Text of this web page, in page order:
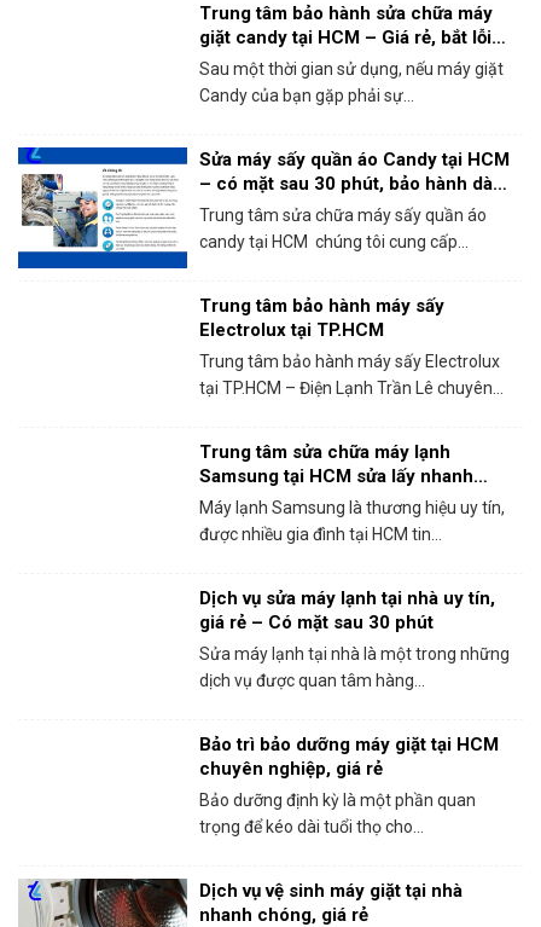
Trung tâm bảo hành sửa chữa máy
giặt candy tại HCM – Giá rẻ, bắt lỗi
chính xác 100%
Sau một thời gian sử dụng, nếu máy giặt
Candy của bạn gặp phải sự...
Sửa máy sấy quần áo Candy tại HCM
– có mặt sau 30 phút, bảo hành dài
hạn!
Trung tâm sửa chữa máy sấy quần áo
candy tại HCM chúng tôi cung cấp...
Trung tâm bảo hành máy sấy
Electrolux tại TP.HCM
Trung tâm bảo hành máy sấy Electrolux
tại TP.HCM – Điện Lạnh Trần Lê chuyên...
Trung tâm sửa chữa máy lạnh
Samsung tại HCM sửa lấy nhanh
trong ngày
Máy lạnh Samsung là thương hiệu uy tín,
được nhiều gia đình tại HCM tin...
Dịch vụ sửa máy lạnh tại nhà uy tín,
giá rẻ – Có mặt sau 30 phút
Sửa máy lạnh tại nhà là một trong những
dịch vụ được quan tâm hàng...
Bảo trì bảo dưỡng máy giặt tại HCM
chuyên nghiệp, giá rẻ
Bảo dưỡng định kỳ là một phần quan
trọng để kéo dài tuổi thọ cho...
Dịch vụ vệ sinh máy giặt tại nhà
nhanh chóng, giá rẻ